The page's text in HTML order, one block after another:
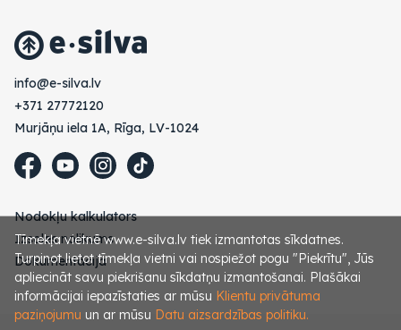
vl.avlis-e@ofni
+371 27772120
Murjāņu iela 1A, Rīga, LV-1024
Nodokļu kalkulators
Izsoles nolikums
Dokumentācija
Tīmekļa vietnē www.e-silva.lv tiek izmantotas sīkdatnes.
Turpinot lietot tīmekļa vietni vai nospiežot pogu "Piekrītu", Jūs
apliecināt savu piekrišanu sīkdatņu izmantošanai. Plašākai
informācijai iepazīstaties ar mūsu Klientu privātuma
paziņojumu un ar mūsu Datu aizsardzības politiku.